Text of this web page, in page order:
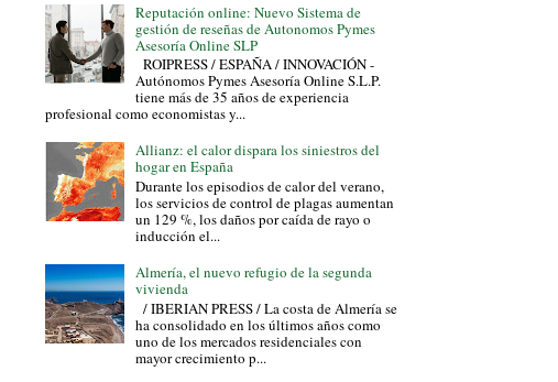
Reputación online: Nuevo Sistema de
gestión de reseñas de Autonomos Pymes
Asesoría Online SLP
ROIPRESS / ESPAÑA / INNOVACIÓN -
Autónomos Pymes Asesoría Online S.L.P.
tiene más de 35 años de experiencia
profesional como economistas y...
Allianz: el calor dispara los siniestros del
hogar en España
Durante los episodios de calor del verano,
los servicios de control de plagas aumentan
un 129 %, los daños por caída de rayo o
inducción el...
Almería, el nuevo refugio de la segunda
vivienda
/ IBERIAN PRESS / La costa de Almería se
ha consolidado en los últimos años como
uno de los mercados residenciales con
mayor crecimiento p...